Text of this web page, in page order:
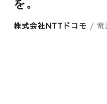
株式会社NTTドコモ / 電